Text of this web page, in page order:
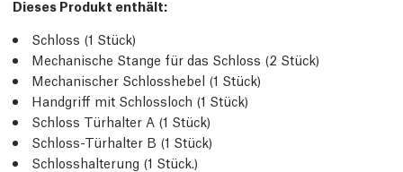
Dieses Produkt enthält:
Schloss (1 Stück)
Mechanische Stange für das Schloss (2 Stück)
Mechanischer Schlosshebel (1 Stück)
Handgriff mit Schlossloch (1 Stück)
Schloss Türhalter A (1 Stück)
Schloss-Türhalter B (1 Stück)
Schlosshalterung (1 Stück.)